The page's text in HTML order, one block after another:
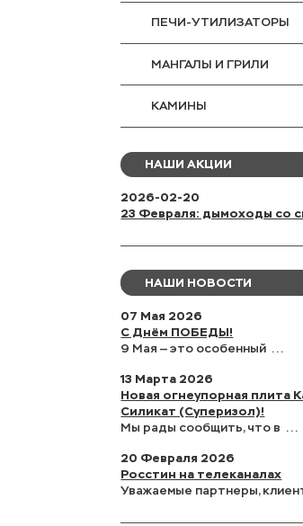
ПЕЧИ-УТИЛИЗАТОРЫ
МАНГАЛЫ И ГРИЛИ
КАМИНЫ
НАШИ АКЦИИ
2026-02-20
23 Февраля: дымоходы со
НАШИ НОВОСТИ
07 Мая 2026
С Днём ПОБЕДЫ!
9 Мая — это особенный ...
13 Марта 2026
Новая огнеупорная плита
Силикат (Суперизол)!
Мы рады сообщить, что в ...
20 Февраля 2026
Росстин на телеканалах
Уважаемые партнеры,